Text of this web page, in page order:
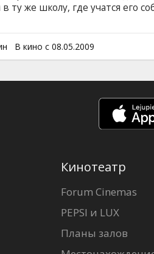
ту же школу, где учатся его
Миллер, Тайлер
Режиссёр: Барр Стирс
латышском и русском языках.
В кино с 08.05.2009
Кинотеатр
Forum Cinemas
PEPSI и LUX
Планы залов